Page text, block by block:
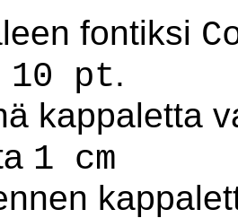
fontiksi
10 pt.
kappaletta
1 cm